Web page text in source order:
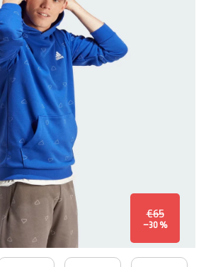
€65
–30 %